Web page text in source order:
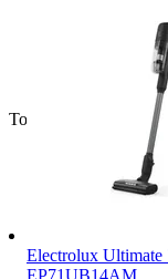
Toppsäljare
Electrolux Ultimate
EP71UB14AM